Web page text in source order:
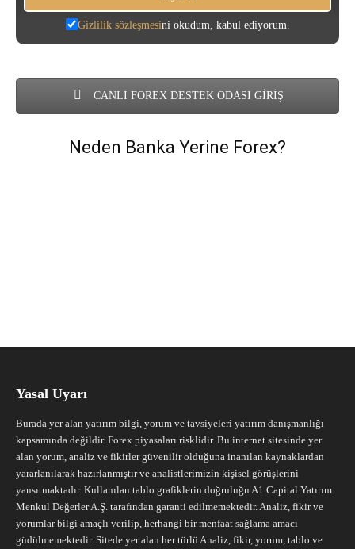
Gizlilik sözleşmesini okudum, kabul ediyorum.
CANLI FOREX DESTEK ODASI GİRİŞ
Neden Banka Yerine Forex?
Yasal Uyarı
Burada yer alan yatırım bilgi, yorum ve tavsiyeleri yatırım danışmanlığı
kapsamında değildir. Forex piyasaları risklidir. Bu internet sitesinde yer
alan yorum, analiz ve fikirler güvenilir olduğuna inanılan kaynaklardan
yararlanılarak hazırlanmıştır ve analistlerimizin kişisel görüşlerini
yansıtmaktadır. Kullanılan tablo grafiklerin doğruluğu A1 Capital Yatırım
Menkul Değerler A.Ş. tarafından garanti edilmemektedir. Analiz, fikir ve
yorumlar bilgi amaçlı verilip, herhangi bir menfaat sağlama amacı
güdülmemektedir. Sitede yer alan her türlü Analiz, fikir, yorum, tablo ve